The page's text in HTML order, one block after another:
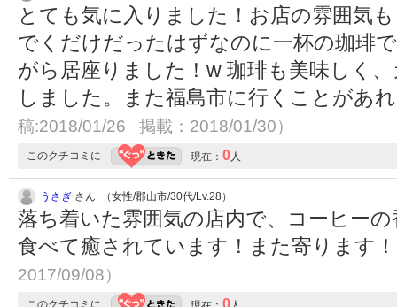
とても気に入りました！お店の雰囲気
でくだけだったはずなのに一杯の珈琲
がら居座りました！w 珈琲も美味しく
しました。また福島市に行くことがあ
稿:2018/01/26 掲載：2018/01/30）
このクチコミに 現在： 0 人
うさぎ さん （女性/郡山市/30代/Lv.28）
落ち着いた雰囲気の店内で、コーヒー
食べて癒されています！また寄ります
2017/09/08）
このクチコミに 0